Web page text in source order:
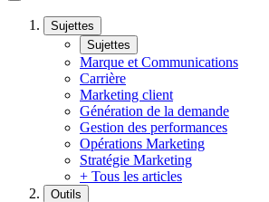
Sujettes
Sujettes
Marque et Communications
Carrière
Marketing client
Génération de la demande
Gestion des performances
Opérations Marketing
Stratégie Marketing
+ Tous les articles
Outils